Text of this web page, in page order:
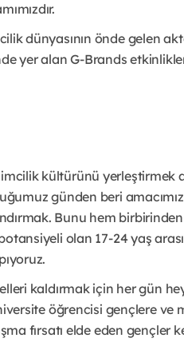
dünyasının önde gelen
yer alan G-Brands
kültürünü yerleştirmek
günden beri
Bunu hem
olan 17-24 yaş
kaldırmak için her gün
öğrencisi gençlere ve
fırsatı elde eden gençler